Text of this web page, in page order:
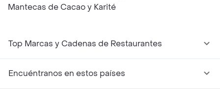
Mantecas de Cacao y Karité
Top Marcas y Cadenas de Restaurantes
Encuéntranos en estos países